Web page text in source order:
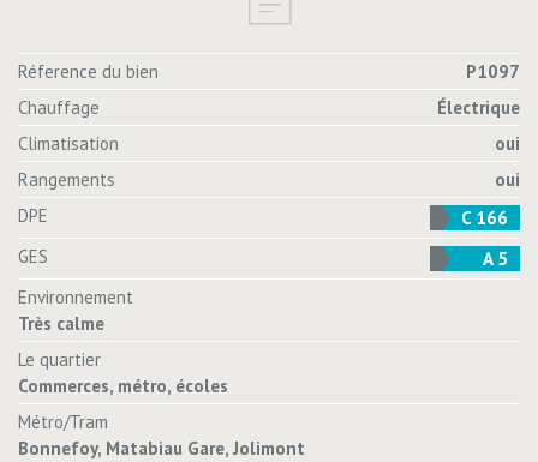
Réference du bien
P1097
Chauffage
Électrique
Climatisation
oui
Rangements
oui
DPE
C 166
GES
A 5
Environnement
Très calme
Le quartier
Commerces, métro, écoles
Métro/Tram
Bonnefoy, Matabiau Gare, Jolimont